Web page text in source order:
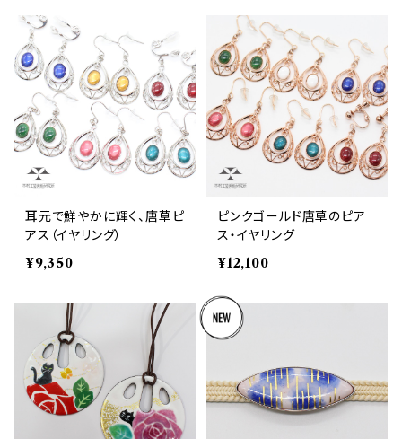
耳元で鮮やかに輝く、唐草ピ
アス（イヤリング）
¥9,350
ピンクゴールド唐草のピア
ス・イヤリング
¥12,100